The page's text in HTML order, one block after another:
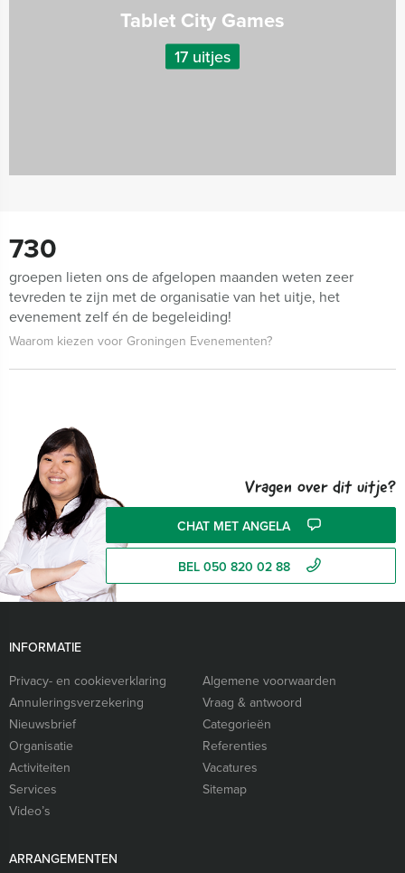
Tablet City Games
17 uitjes
730
groepen lieten ons de afgelopen maanden weten zeer
tevreden te zijn met de organisatie van het uitje, het
evenement zelf én de begeleiding!
Waarom kiezen voor Groningen Evenementen?
Vragen over dit uitje?
CHAT MET ANGELA
BEL 050 820 02 88
INFORMATIE
Privacy- en cookieverklaring
Algemene voorwaarden
Annuleringsverzekering
Vraag & antwoord
Nieuwsbrief
Categorieën
Organisatie
Referenties
Activiteiten
Vacatures
Services
Sitemap
Video’s
ARRANGEMENTEN